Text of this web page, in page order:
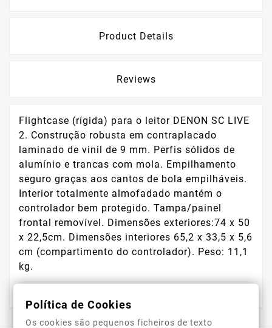
Product Details
Reviews
Flightcase (rígida) para o leitor DENON SC LIVE
2. Construção robusta em contraplacado
laminado de vinil de 9 mm. Perfis sólidos de
alumínio e trancas com mola. Empilhamento
seguro graças aos cantos de bola empilháveis.
Interior totalmente almofadado mantém o
controlador bem protegido. Tampa/painel
frontal removível. Dimensões exteriores:74 x 50
x 22,5cm. Dimensões interiores 65,2 x 33,5 x 5,6
cm (compartimento do controlador). Peso: 11,1
kg.
Política de Cookies
Os cookies são pequenos ficheiros de texto